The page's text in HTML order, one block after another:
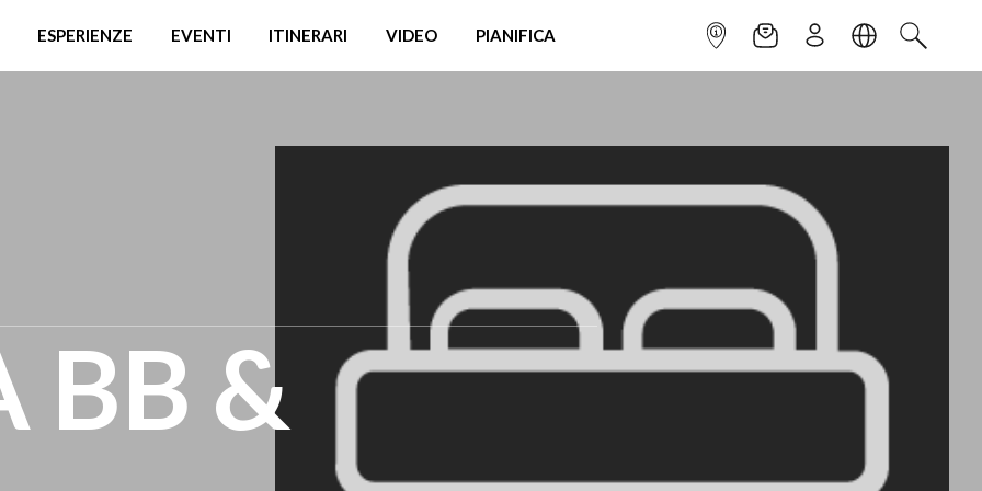
ESPERIENZE EVENTI ITINERARI VIDEO PIANIFICA INFOPOINTNEWSLETTER
ISCRIVITILINGUACERCA
BB &